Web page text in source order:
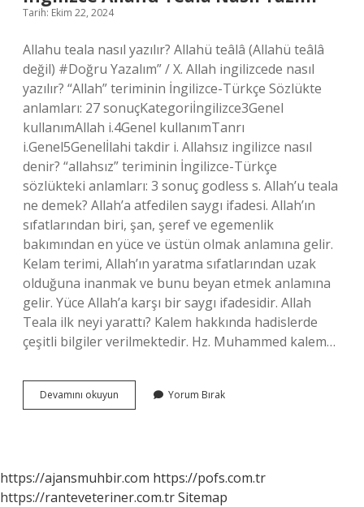
Tarih: Ekim 22, 2024
Allahu teala nasıl yazılır? Allahü teâlâ (Allahü teâlâ
değil) #Doğru Yazalım” / X. Allah ingilizcede nasıl
yazılır? “Allah” teriminin İngilizce-Türkçe Sözlükte
anlamları: 27 sonuçKategoriİngilizce3Genel
kullanımAllah i.4Genel kullanımTanrı
i.Genel5Genelİlahi takdir i. Allahsız ingilizce nasıl
denir? “allahsız” teriminin İngilizce-Türkçe
sözlükteki anlamları: 3 sonuç godless s. Allah’u teala
ne demek? Allah’a atfedilen saygı ifadesi. Allah’ın
sıfatlarından biri, şan, şeref ve egemenlik
bakımından en yüce ve üstün olmak anlamına gelir.
Kelam terimi, Allah’ın yaratma sıfatlarından uzak
olduğuna inanmak ve bunu beyan etmek anlamına
gelir. Yüce Allah’a karşı bir saygı ifadesidir. Allah
Teala ilk neyi yarattı? Kalem hakkında hadislerde
çeşitli bilgiler verilmektedir. Hz. Muhammed kalem…
Devamını okuyun Ingilizce
Allahu
Yorum Bırak
https://ajansmuhbir.com https://pofs.com.tr
https://ranteveteriner.com.trSitemap